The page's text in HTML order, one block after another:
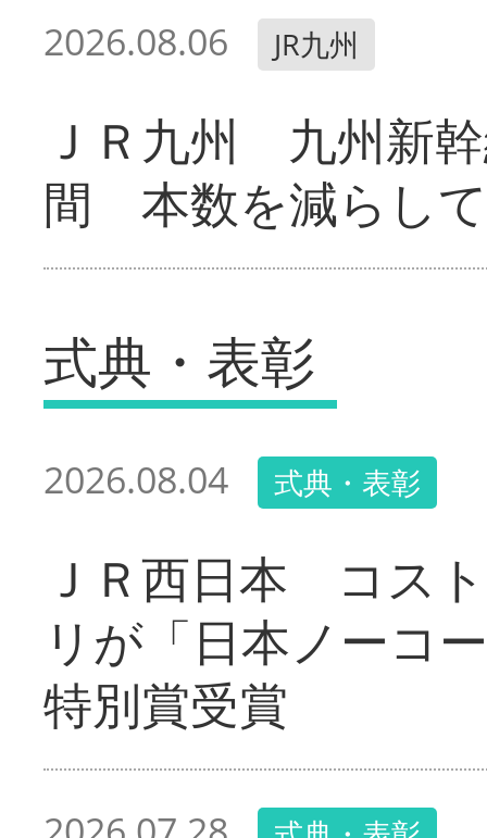
2026.08.06 JR九州
ＪＲ九州 九州新
間 本数を減らし
式典・表彰
2026.08.04 式典・表彰
ＪＲ西日本 コス
リが「日本ノーコ
特別賞受賞